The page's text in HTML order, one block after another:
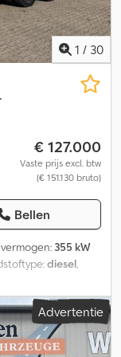
in goede staat.
1 / 30
€ 127.000
Vaste prijs excl. btw
(€ 151.130 bruto)
Bellen
vermogen: 355 kW
diesel,
mm, totale
,
900 mm ,
480 XFC MEILLER
Advertentie